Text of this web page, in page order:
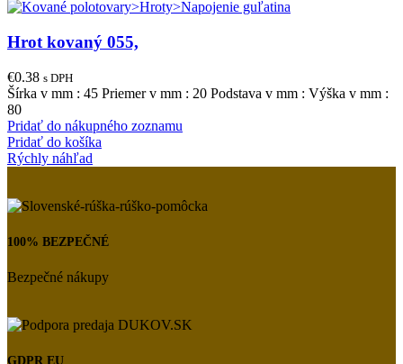
Hrot kovaný 055,
€0.38 s DPH
Šírka v mm : 45 Priemer v mm : 20 Podstava v mm : Výška v mm :
80
Pridať do nákupného zoznamu
Pridať do košíka
Rýchly náhľad
100% BEZPEČNÉ
Bezpečné nákupy
GDPR EU